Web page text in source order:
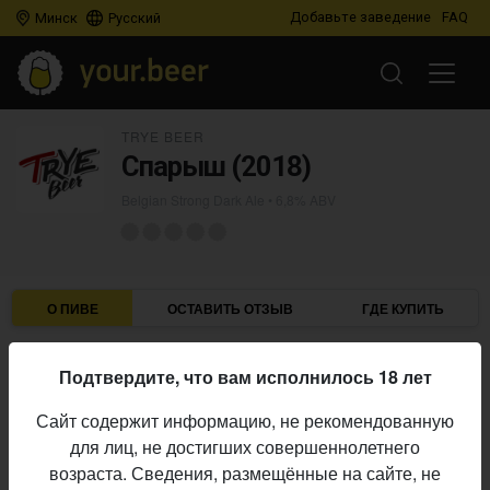
Минск Русский Добавьте заведение FAQ
Спарыш (2018)
О ПИВЕ ОСТАВИТЬ ОТЗЫВ ГДЕ КУПИТЬ
Пивоварня:
Алкоголь:
6,8%
Начало
выпуска:
24.06.2023
Подтвердите, что вам исполнилось 18 лет
Сайт содержит информацию, не рекомендованную
для лиц, не достигших совершеннолетнего
возраста. Сведения, размещённые на сайте, не